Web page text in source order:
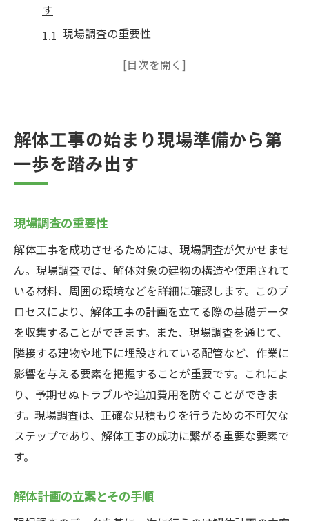
す
現場調査の重要性
解体計画の立案とその手順
重機や資材の搬入手順
解体工事の進行状況重機と専門技術の役割
重機オペレーターの技術と重要性
専門技術を駆使した効率的な解体
現場でのコミュニケーションとチームワー
ク
安全確認とリスク管理
写真で見る重機の活躍
解体工事の転機予期せぬ問題とその対応策
地盤の問題とその対応
周辺環境への影響とその対策
実際の現場から学ぶ教訓
解体工事の始まり現場準備から第
一歩を踏み出す
現場調査の重要性
解体工事を成功させるためには、現場調査が欠かせませ
ん。現場調査では、解体対象の建物の構造や使用されて
いる材料、周囲の環境などを詳細に確認します。このプ
ロセスにより、解体工事の計画を立てる際の基礎データ
を収集することができます。また、現場調査を通じて、
隣接する建物や地下に埋設されている配管など、作業に
影響を与える要素を把握することが重要です。これによ
り、予期せぬトラブルや追加費用を防ぐことができま
す。現場調査は、正確な見積もりを行うための不可欠な
ステップであり、解体工事の成功に繋がる重要な要素で
す。
解体計画の立案とその手順